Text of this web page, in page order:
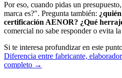
Por eso, cuando pidas un
marca es?". Pregunta también:
certificación AENOR? ¿Qué
comercial no sabe responder o evita
Si te interesa profundizar en este
Diferencia entre fabricante,
completo →